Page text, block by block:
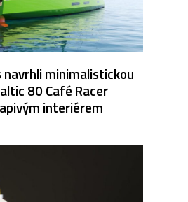
navrhli minimalistickou
80 Café Racer
interiérem